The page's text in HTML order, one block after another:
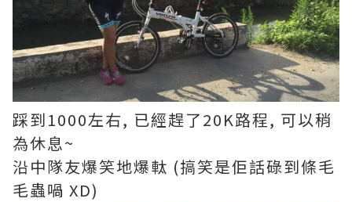
踩到1000左右, 已經趕了20K路程, 可以稍
為休息~
沿中隊友爆笑地爆軚 (搞笑是佢話碌到條毛
毛蟲喎 XD)